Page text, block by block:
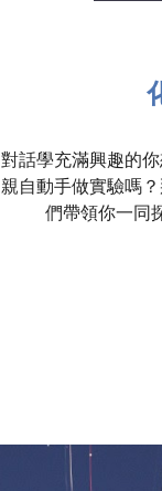
對話學充滿興趣的
親自動手做實驗嗎
們帶領你一同